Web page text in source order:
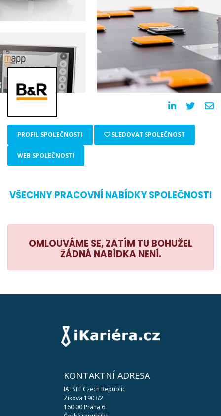
PROFIL SPOLEČNOSTI SLEDOVAT SPOLEČNOST
WEB SPOLEČNOSTI
VŠECHNY PRACOVNÍ NABÍDKY SPOLEČNOSTI
OMLOUVÁME SE, ZATÍM TU BOHUŽEL
ŽÁDNÁ NABÍDKA NENÍ.
KONTAKTNÍ ADRESA
IAESTE Czech Republic
Zikova 1903/2
160 00 Praha 6